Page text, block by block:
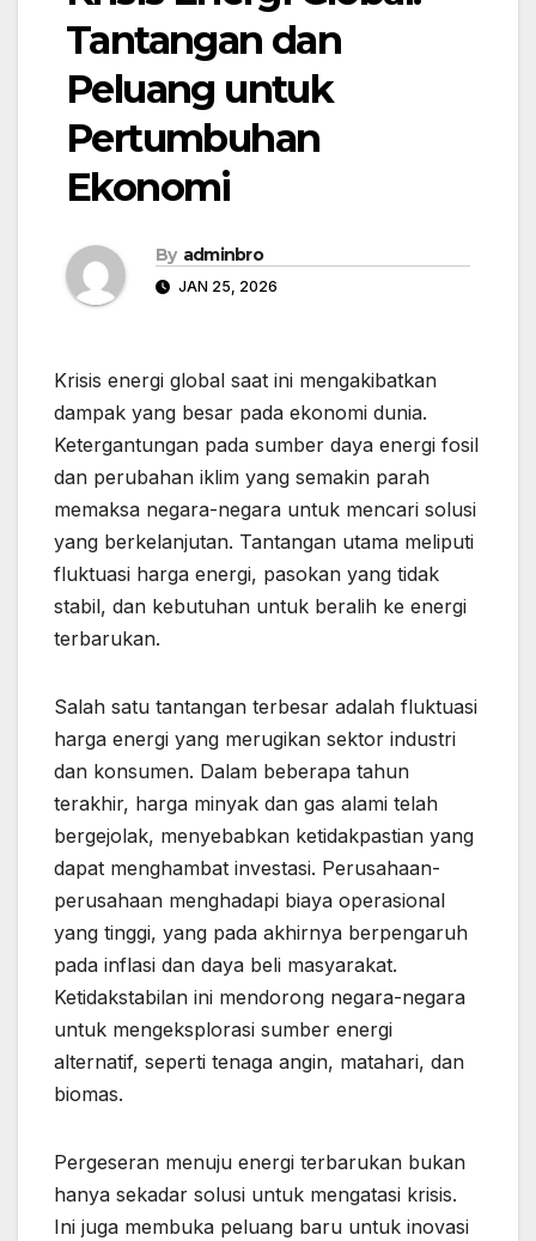
Tantangan dan
Peluang untuk
Pertumbuhan
Ekonomi
By adminbro
JAN 25, 2026
Krisis energi global saat ini mengakibatkan
dampak yang besar pada ekonomi dunia.
Ketergantungan pada sumber daya energi fosil
dan perubahan iklim yang semakin parah
memaksa negara-negara untuk mencari solusi
yang berkelanjutan. Tantangan utama meliputi
fluktuasi harga energi, pasokan yang tidak
stabil, dan kebutuhan untuk beralih ke energi
terbarukan.
Salah satu tantangan terbesar adalah fluktuasi
harga energi yang merugikan sektor industri
dan konsumen. Dalam beberapa tahun
terakhir, harga minyak dan gas alami telah
bergejolak, menyebabkan ketidakpastian yang
dapat menghambat investasi. Perusahaan-
perusahaan menghadapi biaya operasional
yang tinggi, yang pada akhirnya berpengaruh
pada inflasi dan daya beli masyarakat.
Ketidakstabilan ini mendorong negara-negara
untuk mengeksplorasi sumber energi
alternatif, seperti tenaga angin, matahari, dan
biomas.
Pergeseran menuju energi terbarukan bukan
hanya sekadar solusi untuk mengatasi krisis.
Ini juga membuka peluang baru untuk inovasi